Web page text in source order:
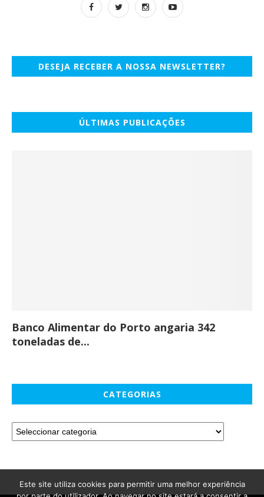
DESEJA RECEBER A NOSSA NEWSLETTER?
ÚLTIMAS PUBLICAÇÕES
Banco Alimentar do Porto angaria 342
toneladas de...
CATEGORIAS
Este site utiliza cookies para permitir uma melhor experiência